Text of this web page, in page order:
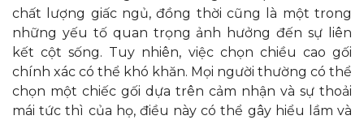
chất lượng giấc ngủ, đồng thời cũng là một trong
những yếu tố quan trọng ảnh hưởng đến sự liên
kết cột sống. Tuy nhiên, việc chọn chiều cao gối
chính xác có thể khó khăn. Mọi người thường có thể
chọn một chiếc gối dựa trên cảm nhận và sự thoải
mái tức thì của họ, điều này có thể gây hiểu lầm và